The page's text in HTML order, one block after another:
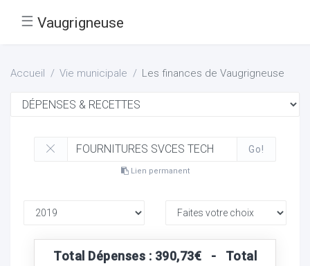
☰ Vaugrigneuse
Accueil Vie municipale Les finances de Vaugrigneuse
Go!
Lien permanent
Total Dépenses : 390,73€ - Total